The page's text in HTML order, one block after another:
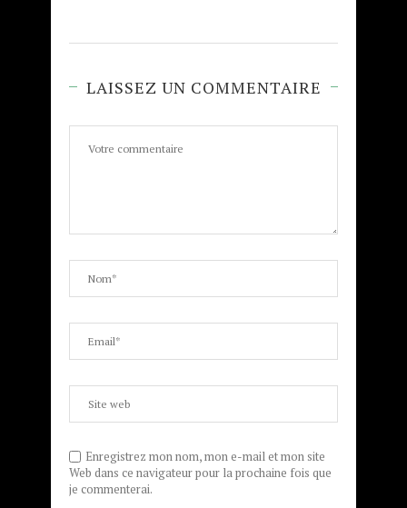
LAISSEZ UN COMMENTAIRE
Enregistrez mon nom, mon e-mail et mon site
Web dans ce navigateur pour la prochaine fois que
je commenterai.